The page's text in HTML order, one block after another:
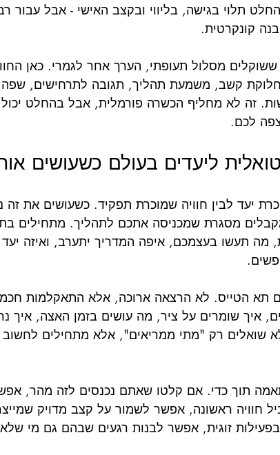
תלוי בגישה, בליווי ובקצב האישי - אבל עבור
קונקרטית.
ששוקלים מסלול תעופתי, הערך אחר לגמרי. כאן
חלוקת קשב, משמעת תהליך, תגובה לתרחישים,
זה לא מחליף הכשרה פורמלית, אבל בהחלט
לכם.
ליעדים בעולם כשעושים
יעד לבין חוויה שמוכרת תפקיד. כשעושים את זה
מסגרת שמכניסה אתכם לתהליך. מתחילים
מה תעשו בעצמכם, איפה המדריך יתערב, ואיזה
תא הטייס. לא הרצאה ארוכה, אלא התאקלמות
איך שומרים על ציר, מה עושים בזמן האצה, איך
שואלים רק "מתי ממריאים", אלא מתחילים לחשוב
תוך כדי. אם קלטו שאתם נכנסים לזה מהר,
חוויה ראשונה, אפשר לשמור על קצב מדויק
זוגית, אפשר לבנות רגעים שבהם גם מי